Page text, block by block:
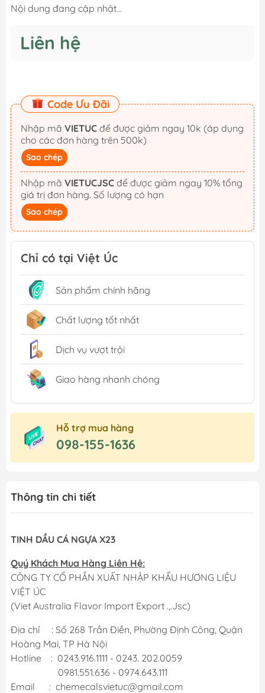
Nội dung đang cập nhật...
Liên hệ
Code Ưu Đãi
Nhập mã VIETUC
cho các đơn hàng trên 500k)
Sao chép
Nhập mã VIETUCJSC
giá trị đơn hàng. Số lượng có hạn
Sao chép
Chỉ có tại Việt Úc
Sản phẩm chính hãng
Chất lượng tốt nhất
Dịch vụ vượt trội
Giao hàng nhanh chóng
Hỗ trợ mua hàng
098-155-1636
Thông tin chi tiết
TINH DẦU CÁ NGỰA X23
Quý Khách Mua Hàng Liên Hệ:
CÔNG TY CỔ PHẦN XUẤT NHẬP KHẨU HƯƠNG LIỆU
VIỆT ÚC
(Viet Australia Flavor Import Export .,.Jsc)
Địa chỉ : Số 268 Trần Điền, Phường Định Công, Quận
Hoàng Mai, TP Hà Nội
Hotline : 0243.916.1111 - 0243. 202.0059
0981.551.636 - 0974.643.111
Email : chemecalsvietuc@gmail.com